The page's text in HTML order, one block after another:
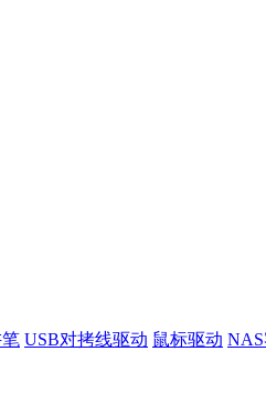
USB对拷线驱动 鼠标驱动